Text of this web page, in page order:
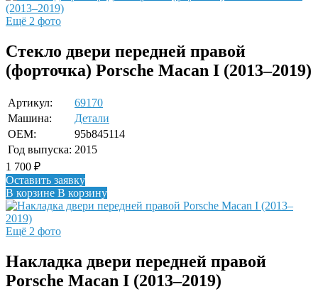
Ещё 2 фото
Стекло двери передней правой
(форточка) Porsche Macan I (2013–2019)
Артикул:
69170
Машина:
Детали
OEM:
95b845114
Год выпуска: 2015
1 700 ₽
Оставить заявку
В корзине В корзину
Ещё 2 фото
Накладка двери передней правой
Porsche Macan I (2013–2019)